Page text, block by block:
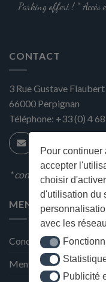
Pour continuer
accepter
choisir
d'utilisation du
avec les
Statistiques
Publicité et
Publicité
Parking offert ! * Accès
CONTACT
3 Rue Gustave Flaubert
66000 Perpignan
Téléphone: +33 (0) 4
* condition en magasin
MENU
Conditions générales
Mentions Légales et